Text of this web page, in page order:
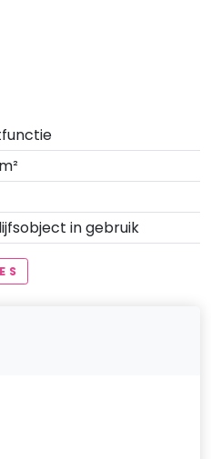
in gebruik